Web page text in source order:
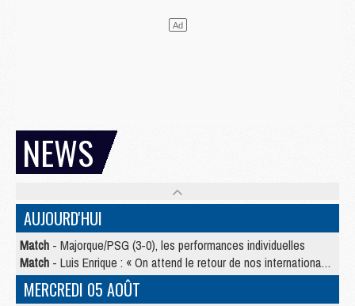
NEWS
AUJOURD'HUI
Match - Majorque/PSG (3-0), les performances individuelles
Match - Luis Enrique : « On attend le retour de nos internationaux »
MERCREDI 05 AOÛT